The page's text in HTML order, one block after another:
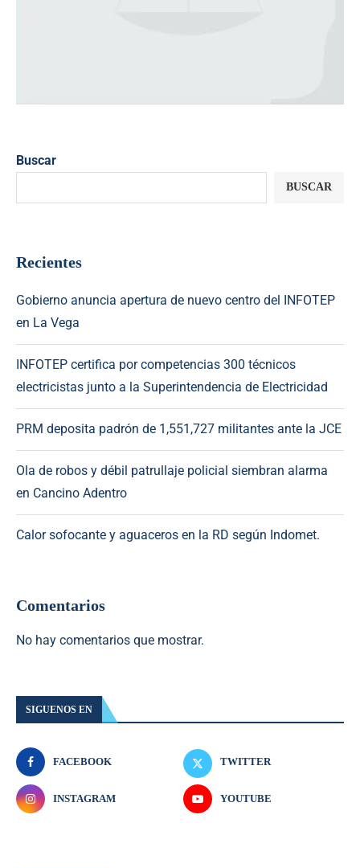
Buscar
BUSCAR
Recientes
Gobierno anuncia apertura de nuevo centro del INFOTEP
en La Vega
INFOTEP certifica por competencias 300 técnicos
electricistas junto a la Superintendencia de Electricidad
PRM deposita padrón de 1,551,727 militantes ante la JCE
Ola de robos y débil patrullaje policial siembran alarma
en Cancino Adentro
Calor sofocante y aguaceros en la RD según Indomet.
Comentarios
No hay comentarios que mostrar.
SIGUENOS EN
FACEBOOK TWITTER
INSTAGRAM YOUTUBE